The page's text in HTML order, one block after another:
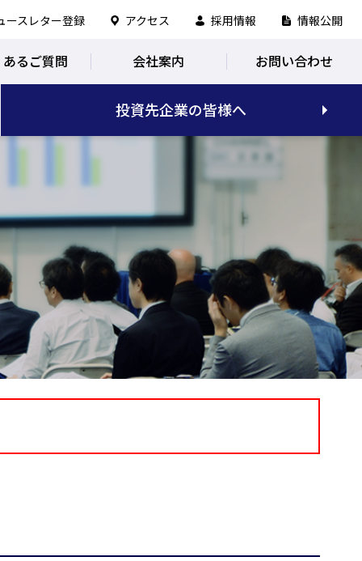
ースレター登録 アクセス 採用情報 情報公開
るご質問 会社案内 お問い合わせ
投資先企業の皆様へ